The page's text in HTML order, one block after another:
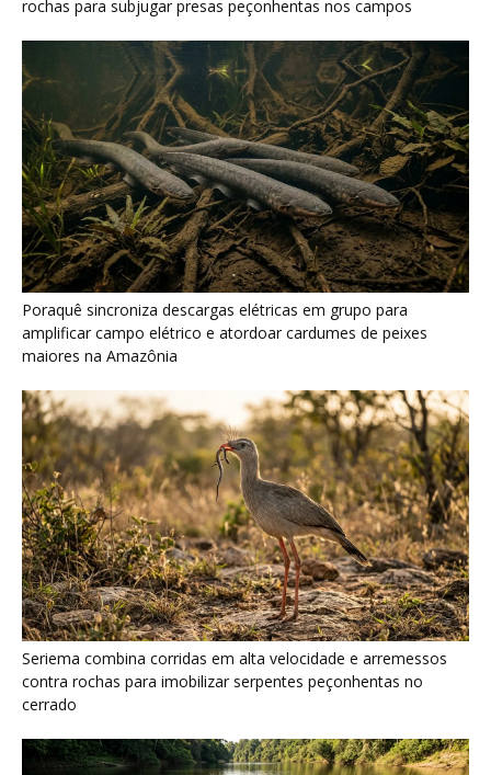
Seriema combina corridas em alta velocidade e arremessos
contra rochas para imobilizar serpentes peçonhentas no
cerrado
Ariranha sincroniza caça coletiva com vocalização subaquática
e cerca cardumes em rios rasos da Amazônia